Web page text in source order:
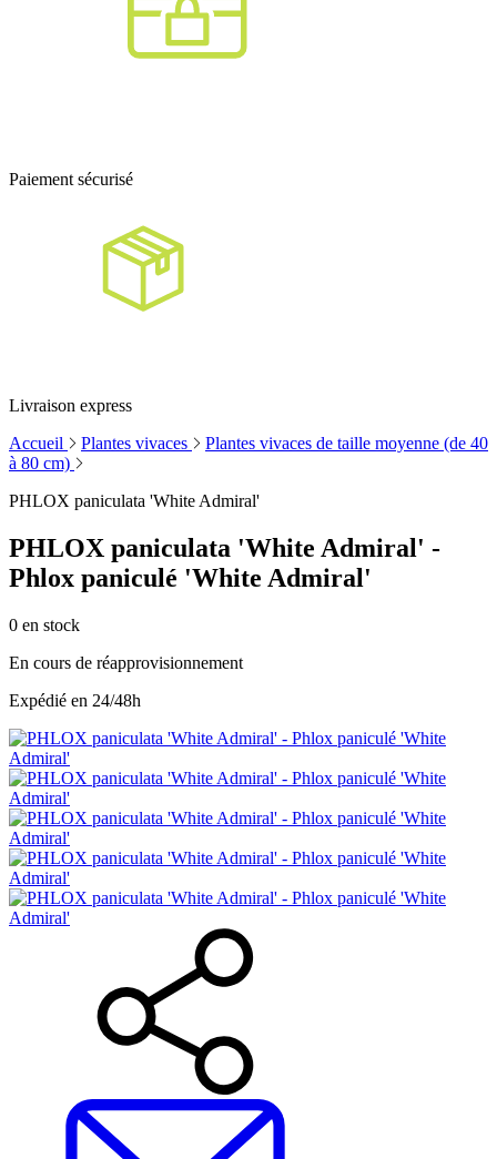
Paiement sécurisé
Livraison express
Accueil
Plantes vivaces
Plantes vivaces de taille moyenne (de 40
à 80 cm)
PHLOX paniculata 'White Admiral'
PHLOX paniculata 'White Admiral' -
Phlox paniculé 'White Admiral'
0 en stock
En cours de réapprovisionnement
Expédié en 24/48h